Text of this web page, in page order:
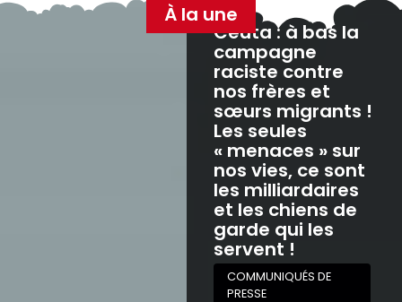
À la une
Ceuta : à bas la
campagne
raciste contre
nos frères et
sœurs migrants !
Les seules
« menaces » sur
nos vies, ce sont
les milliardaires
et les chiens de
garde qui les
servent !
COMMUNIQUÉS DE
PRESSE